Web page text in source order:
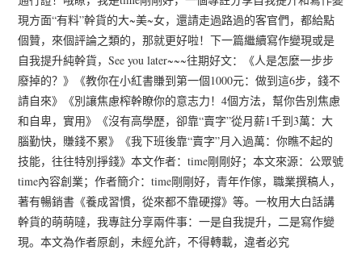
現方面“有料”幹貨的大~美~女，還請走過路過的客官們，都給點
個贊，來個評論之類的，那就更好啦！下一篇繼續寫作變現或是
自我提升純幹貨，See you later~~~往期好文：《人是怎麼一步步
廢掉的？》《教你在小紅書賺到第一個1000元：做到這6步，錢不
請自來》《別讓焦慮榨幹瞭你的意志力！4個方法，幫你告別焦慮
和自卑，實用》《沒有高學歷，卻靠“賣字”從月薪1千到3萬：大
腦勤快，賺錢不累》《我下班後靠“賣字”月入過萬：你瞧不起的
技能，往往特別掙錢》本文作者：time剛剛好；本文來源：公眾號
time內容創業；作者簡介：time剛剛好，青年作傢，職業撰稿人，
著有暢銷書《養成習慣，從來都不靠硬撐》等。一枚用大白話講
幹貨的萌萌噠，我專註分享兩件事：一是自我提升，二是寫作變
現。本文為作者原創，未經允許，不得轉載，違者必究